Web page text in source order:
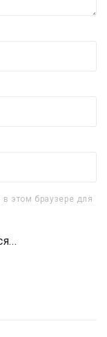
этом браузере для